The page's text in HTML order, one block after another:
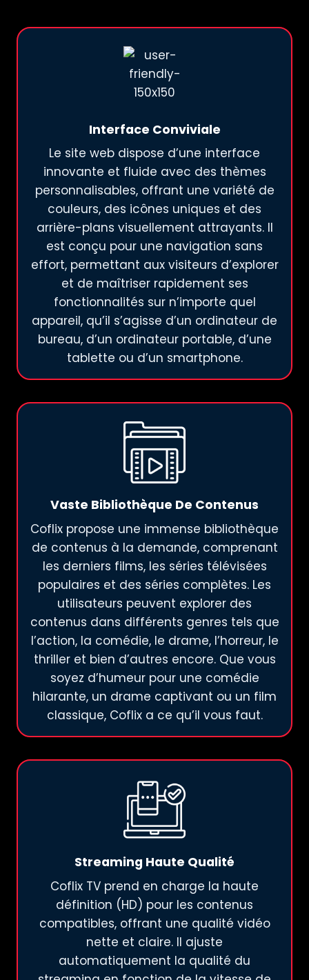
Interface Conviviale
Le site web dispose d’une interface
innovante et fluide avec des thèmes
personnalisables, offrant une variété de
couleurs, des icônes uniques et des
arrière-plans visuellement attrayants. Il
est conçu pour une navigation sans
effort, permettant aux visiteurs d’explorer
et de maîtriser rapidement ses
fonctionnalités sur n’importe quel
appareil, qu’il s’agisse d’un ordinateur de
bureau, d’un ordinateur portable, d’une
tablette ou d’un smartphone.
Vaste Bibliothèque De Contenus
Coflix propose une immense bibliothèque
de contenus à la demande, comprenant
les derniers films, les séries télévisées
populaires et des séries complètes. Les
utilisateurs peuvent explorer des
contenus dans différents genres tels que
l’action, la comédie, le drame, l’horreur, le
thriller et bien d’autres encore. Que vous
soyez d’humeur pour une comédie
hilarante, un drame captivant ou un film
classique, Coflix a ce qu’il vous faut.
Streaming Haute Qualité
Coflix TV prend en charge la haute
définition (HD) pour les contenus
compatibles, offrant une qualité vidéo
nette et claire. Il ajuste
automatiquement la qualité du